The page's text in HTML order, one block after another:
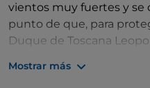
vientos muy fuertes y se
punto de que, para
Duque de Toscana
Mostrar más